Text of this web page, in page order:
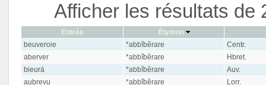
Afficher les résultats de
Entrée
Étymon
beuveroie
*abbĭbĕrare
Centr.
aberver
*abbĭbĕrare
Hbret.
bieurá
*abbĭbĕrare
Auv.
aubrevu
*abbĭbĕrare
Lorr.